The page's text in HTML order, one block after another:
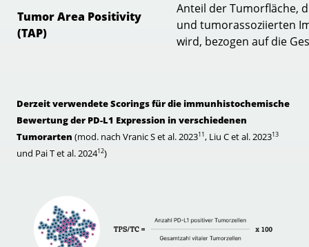
Tumor Area Positivity
(TAP)
Anteil der Tumorfläche,
und tumorassoziierten
wird, bezogen auf die
Derzeit verwendete Scorings für die immunhistochemische
Bewertung der PD-L1 Expression in verschiedenen
Tumorarten (mod. nach Vranic S et al. 202311, Liu C et al. 202313
und Pai T et al. 202412)